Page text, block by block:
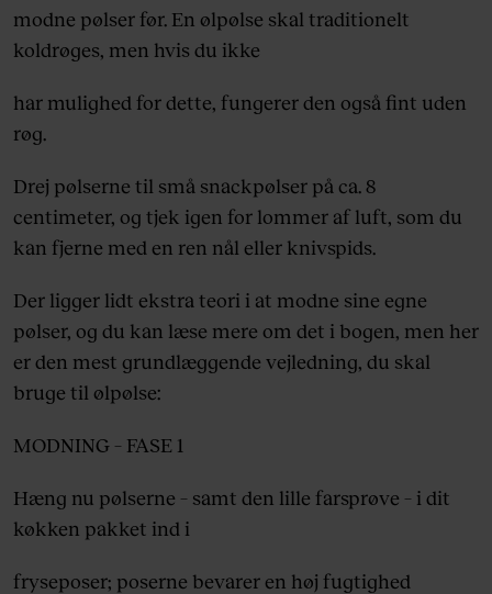
modne pølser før. En ølpølse skal traditionelt
koldrøges, men hvis du ikke
har mulighed for dette, fungerer den også fint uden
røg.
Drej pølserne til små snackpølser på ca. 8
centimeter, og tjek igen for lommer af luft, som du
kan fjerne med en ren nål eller knivspids.
Der ligger lidt ekstra teori i at modne sine egne
pølser, og du kan læse mere om det i bogen, men her
er den mest grundlæggende vejledning, du skal
bruge til ølpølse:
MODNING – FASE 1
Hæng nu pølserne – samt den lille farsprøve – i dit
køkken pakket ind i
fryseposer; poserne bevarer en høj fugtighed